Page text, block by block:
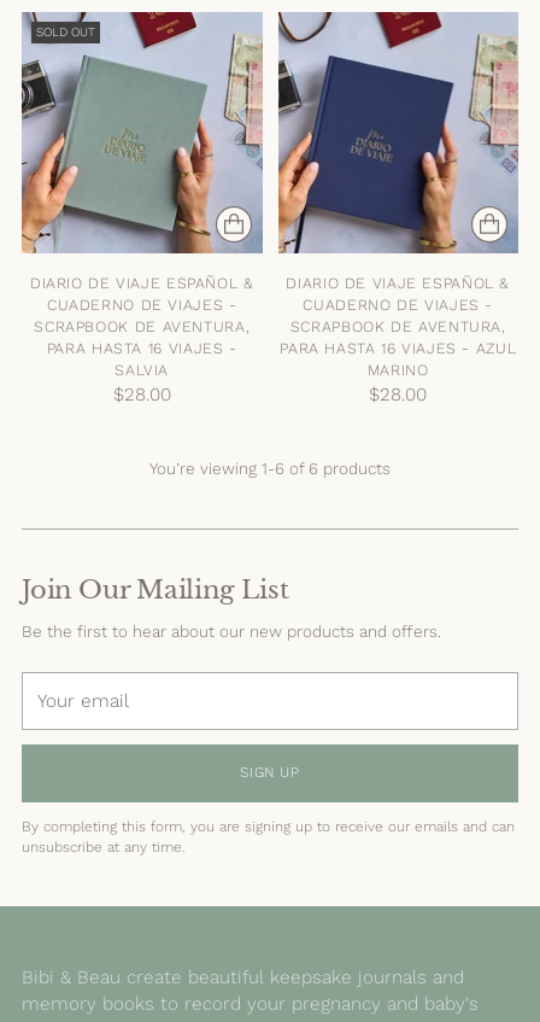
SOLD OUT
DIARIO DE VIAJE ESPAÑOL &
CUADERNO DE VIAJES -
SCRAPBOOK DE AVENTURA,
PARA HASTA 16 VIAJES -
SALVIA
$28.00
DIARIO DE VIAJE ESPAÑOL &
CUADERNO DE VIAJES -
SCRAPBOOK DE AVENTURA,
PARA HASTA 16 VIAJES - AZUL
MARINO
$28.00
You’re viewing 1-6 of 6 products
Join Our Mailing List
Be the first to hear about our new products and offers.
email
SIGN UP
By completing this form, you are signing up to receive our emails and can
unsubscribe at any time.
Bibi & Beau create beautiful keepsake journals and
memory books to record your pregnancy and baby's